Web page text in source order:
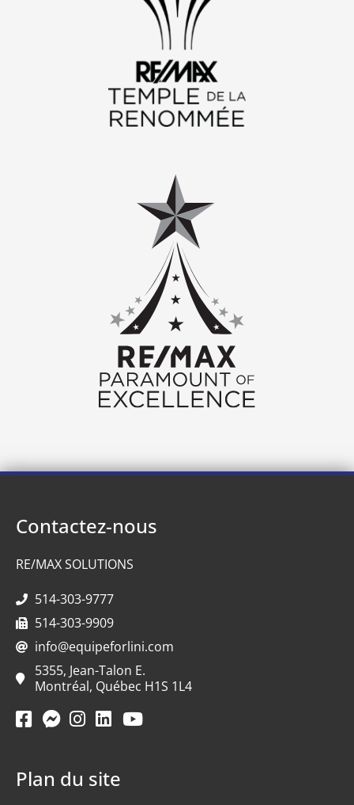
Contactez-nous
RE/MAX SOLUTIONS
514-303-9777
514-303-9909
info@equipeforlini.com
5355, Jean-Talon E.
Montréal, Québec H1S 1L4
Plan du site